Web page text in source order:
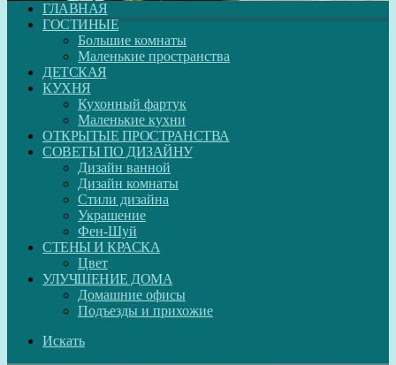
ГЛАВНАЯ
ГОСТИНЫЕ
Большие комнаты
Маленькие пространства
ДЕТСКАЯ
КУХНЯ
Кухонный фартук
Маленькие кухни
ОТКРЫТЫЕ ПРОСТРАНСТВА
СОВЕТЫ ПО ДИЗАЙНУ
Дизайн ванной
Дизайн комнаты
Стили дизайна
Украшение
Фен-Шуй
СТЕНЫ И КРАСКА
Цвет
УЛУЧШЕНИЕ ДОМА
Домашние офисы
Подъезды и прихожие
Искать